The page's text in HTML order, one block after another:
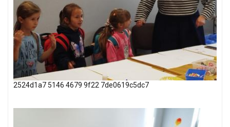
2524d1a7 5146 4679 9f22 7de0619c5dc7